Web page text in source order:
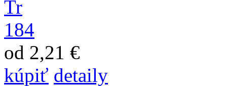
od 2,21 €
kúpiť detaily